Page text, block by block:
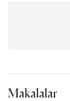
Makalalar